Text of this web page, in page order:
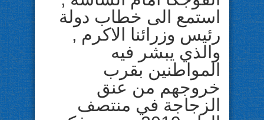
استمع الى خطاب دولة
رئيس وزرائنا الاكرم ,
والذي يبشر فيه
المواطنين بقرب
خروجهم من عنق
الزجاجة في منتصف